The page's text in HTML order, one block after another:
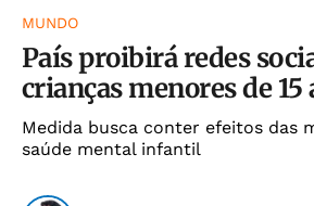
MUNDO
País proibirá redes
crianças menores de 15
Medida busca conter efeitos das
saúde mental infantil